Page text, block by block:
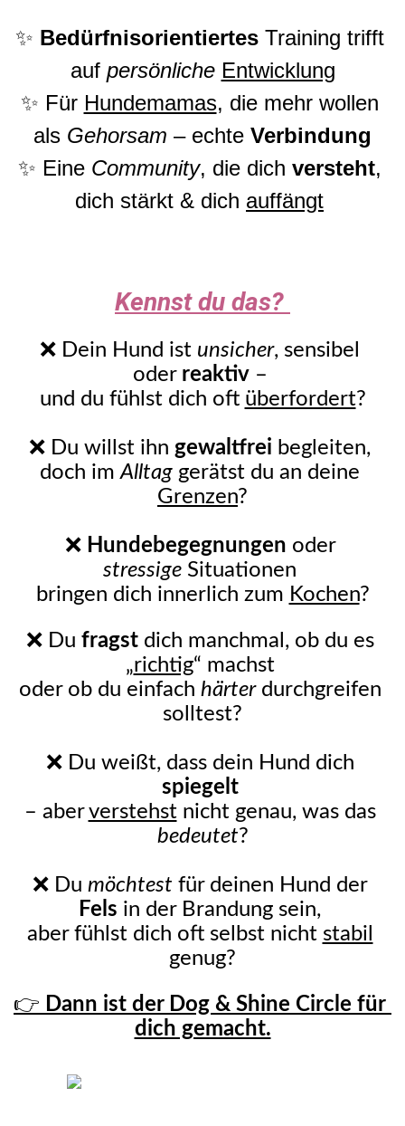
✨ Bedürfnisorientiertes Training trifft
auf persönliche Entwicklung
✨ Für Hundemamas, die mehr wollen
als Gehorsam – echte Verbindung
✨ Eine Community, die dich versteht,
dich stärkt & dich auffängt
Kennst du das?
❌ Dein Hund ist unsicher, sensibel
oder reaktiv –
und du fühlst dich oft überfordert?
❌ Du willst ihn gewaltfrei begleiten,
doch im Alltag
Grenzen?
❌ Hundebegegnungen oder
stressige Situationen
bringen dich innerlich zum Kochen?
❌ Du fragst dich manchmal, ob du es
„richtig“ machst
oder ob du einfach härter durchgreifen
solltest?
spiegelt
– aber verstehst
nicht genau, was das
bedeutet?
❌ Du möchtest
für deinen Hund der
Fels in der Brandung sein,
aber fühlst dich oft selbst nicht stabil
genug?
👉 Dann ist der Dog & Shine Circle für
dich gemacht.